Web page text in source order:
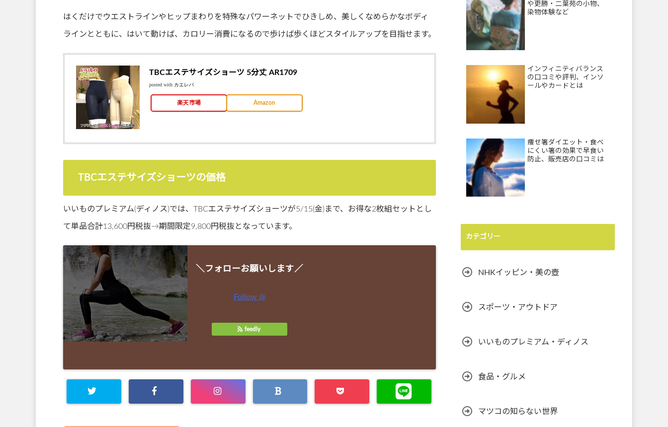
はくだけでウエストラインやヒップまわりを特殊なパワーネットでひきしめ、美しくなめらかなボディ
ラインとともに、はいて動けば、カロリー消費になるので歩けば歩くほどスタイルアップを目指せます。
TBCエステサイズショーツ 5分丈 AR1709
posted with カエレバ
楽天市場 Amazon
TBCエステサイズショーツの価格
いいものプレミアム(ディノス)では、TBCエステサイズショーツが5/15(金)まで、お得な2枚組セットとし
て単品合計13,600円税抜→期間限定9,800円税抜となっています。
＼フォローお願いします／
Follow @
feedly
や更勝・二葉苑の小物、
染物体験など
インフィニティバランス
の口コミや評判、インソ
ールやカードとは
痩せ箸ダイエット・食べ
にくい箸の効果で早食い
防止、販売店の口コミは
カテゴリー
NHKイッピン・美の壺
スポーツ・アウトドア
いいものプレミアム・ディノス
食品・グルメ
マツコの知らない世界